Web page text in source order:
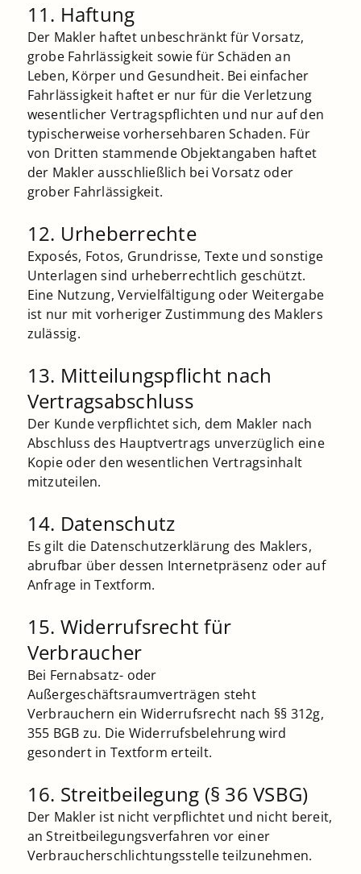
11. Haftung
Der Makler haftet unbeschränkt für Vorsatz,
grobe Fahrlässigkeit sowie für Schäden an
Leben, Körper und Gesundheit. Bei einfacher
Fahrlässigkeit haftet er nur für die Verletzung
wesentlicher Vertragspflichten und nur auf den
typischerweise vorhersehbaren Schaden. Für
von Dritten stammende Objektangaben haftet
der Makler ausschließlich bei Vorsatz oder
grober Fahrlässigkeit.
12. Urheberrechte
Exposés, Fotos, Grundrisse, Texte und sonstige
Unterlagen sind urheberrechtlich geschützt.
Eine Nutzung, Vervielfältigung oder Weitergabe
ist nur mit vorheriger Zustimmung des Maklers
zulässig.
13. Mitteilungspflicht nach
Vertragsabschluss
Der Kunde verpflichtet sich, dem Makler nach
Abschluss des Hauptvertrags unverzüglich eine
Kopie oder den wesentlichen Vertragsinhalt
mitzuteilen.
14. Datenschutz
Es gilt die Datenschutzerklärung des Maklers,
abrufbar über dessen Internetpräsenz oder auf
Anfrage in Textform.
15. Widerrufsrecht für
Verbraucher
Bei Fernabsatz- oder
Außergeschäftsraumverträgen steht
Verbrauchern ein Widerrufsrecht nach §§ 312g,
355 BGB zu. Die Widerrufsbelehrung wird
gesondert in Textform erteilt.
16. Streitbeilegung (§ 36 VSBG)
Der Makler ist nicht verpflichtet und nicht bereit,
an Streitbeilegungsverfahren vor einer
Verbraucherschlichtungsstelle teilzunehmen.